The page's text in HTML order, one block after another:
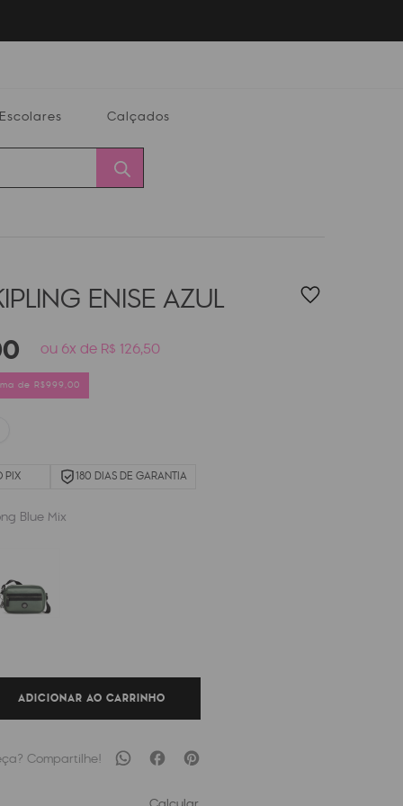
Escolares Calçados
ENISEAZUL
ou 6x de R$ 126,50
de R$999,00
PIX 180 DIAS DE GARANTIA
Blue Mix
ADICIONAR AO CARRINHO